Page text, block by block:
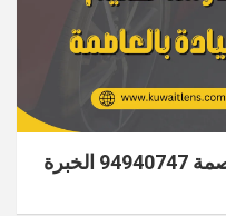
رقم تعليم قيادة السيارات العاصمة 94940747 الخبرة